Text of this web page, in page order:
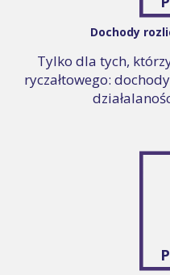
Dochody
Tylko dla tych,
ryczałtowego: